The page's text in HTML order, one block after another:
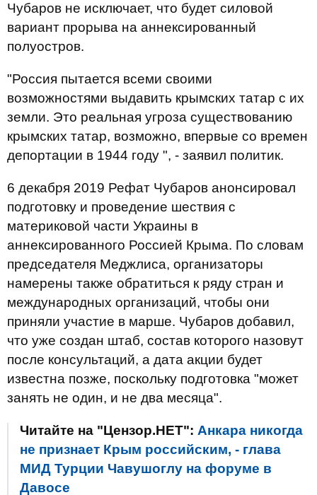
Чубаров не исключает, что будет силовой
вариант прорыва на аннексированный
полуостров.
"Россия пытается всеми своими
возможностями выдавить крымских татар с их
земли. Это реальная угроза существованию
крымских татар, возможно, впервые со времен
депортации в 1944 году ", - заявил политик.
6 декабря 2019 Рефат Чубаров анонсировал
подготовку и проведение шествия с
материковой части Украины в
аннексированного Россией Крыма. По словам
председателя Меджлиса, организаторы
намерены также обратиться к ряду стран и
международных организаций, чтобы они
приняли участие в марше. Чубаров добавил,
что уже создан штаб, состав которого назовут
после консультаций, а дата акции будет
известна позже, поскольку подготовка "может
занять не один, и не два месяца".
Читайте на "Цензор.НЕТ": Анкара никогда
не признает Крым российским, - глава
МИД Турции Чавушоглу на форуме в
Давосе